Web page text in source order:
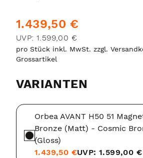
1.439,50 €
UVP: 1.599,00 €
pro Stück inkl. MwSt. zzgl.
Grossartikel
VARIANTEN
Orbea AVANT H50 51
Bronze (Matt) - Cosmic
(Gloss)
1.439,50 €UVP: 1.599,00 €